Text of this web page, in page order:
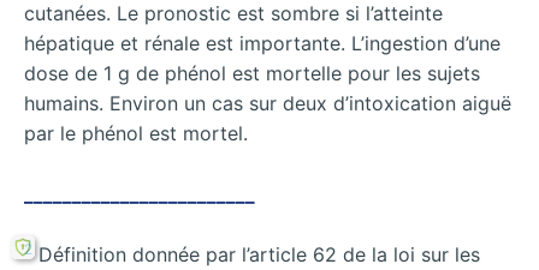
cutanées. Le pronostic est sombre si l’atteinte
hépatique et rénale est importante. L’ingestion d’une
dose de 1 g de phénol est mortelle pour les sujets
humains. Environ un cas sur deux d’intoxication aiguë
par le phénol est mortel.
2Définition donnée par l’article 62 de la loi sur les